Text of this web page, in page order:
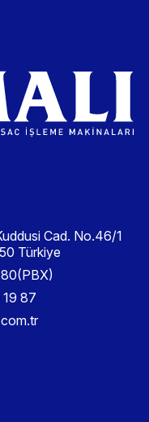
Cad. No.46/1
Türkiye
87